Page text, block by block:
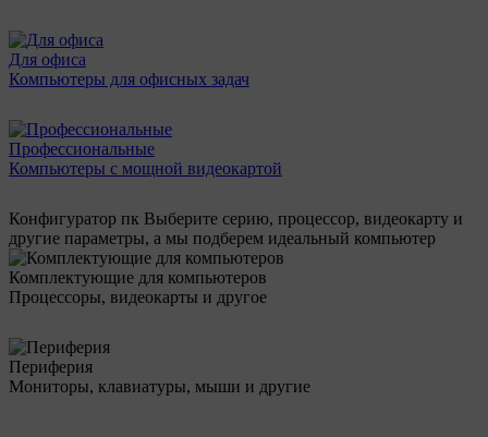
Для офиса
Компьютеры для офисных задач
Профессиональные
Компьютеры с мощной видеокартой
Конфигуратор пк Выберите серию, процессор, видеокарту и
другие параметры, а мы подберем идеальный компьютер
Комплектующие для компьютеров
Процессоры, видеокарты и другое
Периферия
Мониторы, клавиатуры, мыши и другие